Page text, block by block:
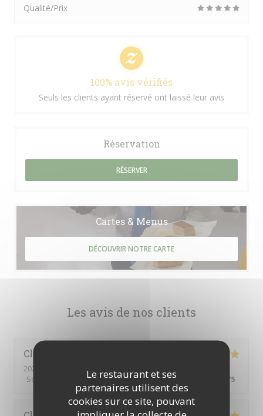
Le restaurant et ses
partenaires utilisent des
cookies sur ce site, pouvant
Les avis de nos clients
Claudette
2026-06-11
- 19:00 - Couverts 6
Service
Ambiance: 5/5 Cuisine: 5/5 Qualité / Prix /5
Qualité/Prix
100% avis vérifiés
Seuls les clients ayant réservé ont laissé leur avis
Réservation
RÉSERVER
Cartes & Menus
DÉCOUVRIR NOTRE CARTE